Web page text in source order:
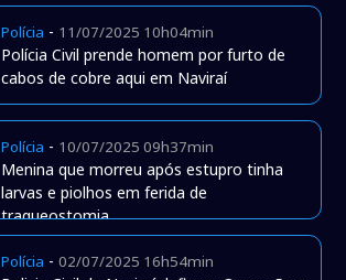
Polícia - 11/07/2025 10h04min
Polícia Civil prende homem por furto de
cabos de cobre aqui em Naviraí
Polícia - 10/07/2025 09h37min
Menina que morreu após estupro tinha
larvas e piolhos em ferida de
traqueostomia
Polícia -02/07/2025 16h54min